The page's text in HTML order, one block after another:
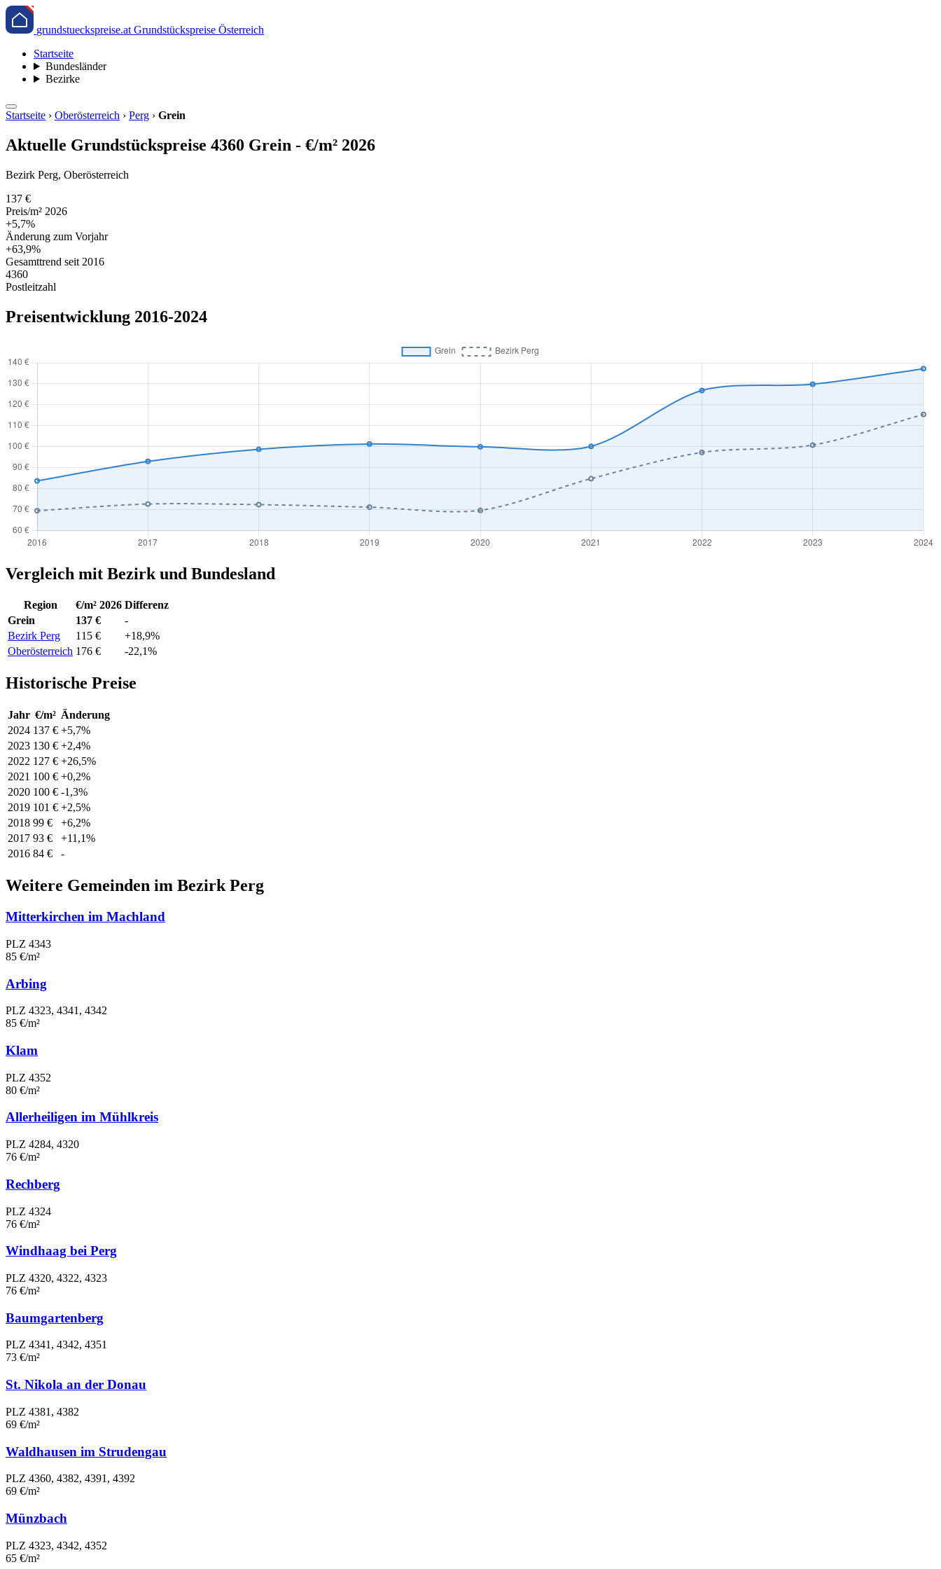
grundstueckspreise.at Grundstückspreise Österreich
Startseite
Bundesländer
Bezirke
Startseite › Oberösterreich › Perg › Grein
Aktuelle Grundstückspreise 4360 Grein - €/m² 2026
Bezirk Perg, Oberösterreich
137 €
Preis/m² 2026
+5,7%
Änderung zum Vorjahr
+63,9%
Gesamttrend seit 2016
4360
Postleitzahl
Preisentwicklung 2016-2024
Vergleich mit Bezirk und Bundesland
Region €/m² 2026 Differenz
Grein
137 €
-
Bezirk Perg
115 €
+18,9%
Oberösterreich 176 € -22,1%
Historische Preise
Jahr €/m² Änderung
2024 137 € +5,7%
2023 130 € +2,4%
2022 127 € +26,5%
2021 100 € +0,2%
2020 100 € -1,3%
2019 101 € +2,5%
2018 99 €
+6,2%
2017 93 €
+11,1%
2016 84 € -
Weitere Gemeinden im Bezirk Perg
Mitterkirchen im Machland
PLZ 4343
85 €/m²
Arbing
PLZ 4323, 4341, 4342
85 €/m²
Klam
PLZ 4352
80 €/m²
Allerheiligen im Mühlkreis
PLZ 4284, 4320
76 €/m²
Rechberg
PLZ 4324
76 €/m²
Windhaag bei Perg
PLZ 4320, 4322, 4323
76 €/m²
Baumgartenberg
PLZ 4341, 4342, 4351
73 €/m²
St. Nikola an der Donau
PLZ 4381, 4382
69 €/m²
Waldhausen im Strudengau
PLZ 4360, 4382, 4391, 4392
69 €/m²
Münzbach
PLZ 4323, 4342, 4352
65 €/m²